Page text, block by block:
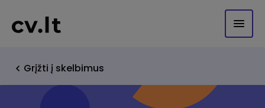
Grįžti į skelbimus